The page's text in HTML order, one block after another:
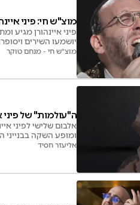
מוצ"ש חי: פיני
פיני איינהורן מגיע
יושמעו השירים
מוצ"ש חי - מנחם טוקר
ה"עולמות" של
אלבום שלישי לפיני
ומופע השקה בבנייני
אליעזר חסיד